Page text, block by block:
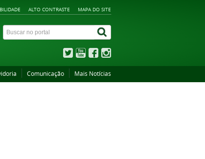
ALTO CONTRASTE MAPA DO SITE
Comunicação Mais Notícias